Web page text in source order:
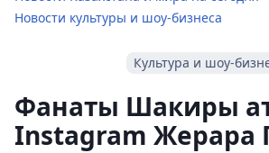
Новости культуры и шоу-бизнеса
Культура и шоу-
Фанаты Шакиры
Instagram Жерара